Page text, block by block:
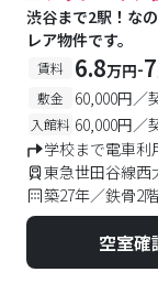
渋谷まで2駅！な
レア物件です。
賃料 6.8万円-7
敷金 60,000円／
入館料 60,000円／
学校まで電車利
東急世田谷線西
築27年／鉄骨2
空室確